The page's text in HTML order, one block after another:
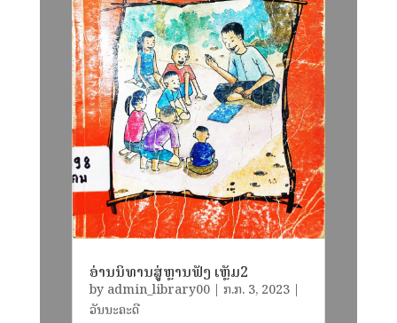
ອ່ານນິທານສູ່ຫຼານຟັງ ເຫຼັມ2
by admin_library00| ​ກ.ກ. 3, 2023|
ວັນນະຄະດີ